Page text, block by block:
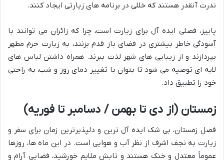
ندرت آنقدر هستند که خللی در برنامه های زیارتی ایجاد کنند.
پاییز، فصلی ایده آل برای زیارت است، چرا که زائران می توانند با
آسودگی خاطر بیشتری در فضای باز قدم بزنند، به زیارت حرم مطهر
بپردازند و از زیبایی های شهر لذت ببرند. همراه داشتن لباس های
لایه ای توصیه می شود تا بتوان با تغییر دمای روز و شب، به راحتی
خود را تطبیق داد.
زمستان (از دی تا بهمن / دسامبر تا فوریه)
فصل زمستان، بی شک ایده آل ترین و دلپذیرترین زمان برای سفر و
زیارت به نجف اشرف از نظر آب و هوایی است. در این ماه ها، روزها
عموماً معتدل و خنک هستند و تابش ملایم خورشید، فضایی آرام و